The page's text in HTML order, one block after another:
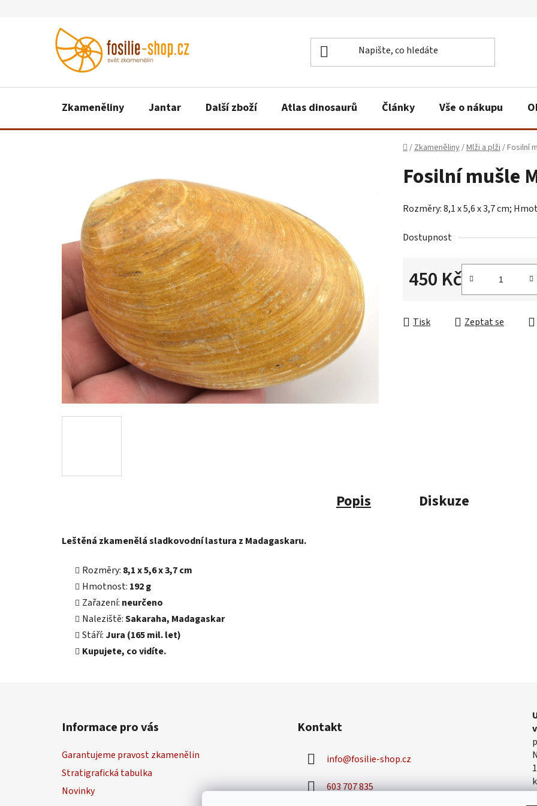
Zkameněliny Jantar Další zboží Atlas dinosaurů Články Vše o nákupu
Domů
/Zkameněliny/Mlži a plži/Fosilní
Fosilní mušle
Rozměry: 8,1 x 5,6 x 3,7 cm;
Dostupnost
450 Kč
Tisk Zeptat se
Popis Diskuze
Leštěná zkamenělá sladkovodní lastura z Madagaskaru.
Rozměry: 8,1 x 5,6 x 3,7 cm
Hmotnost: 192 g
Zařazení: neurčeno
Naleziště:Sakaraha, Madagaskar
Stáří: Jura (165 mil. let)
Kupujete, co vidíte.
Informace pro vás
Garantujeme pravost zkamenělin
Stratigrafická tabulka
Novinky
Kontakt
info@fosilie-shop.cz
603 707 835